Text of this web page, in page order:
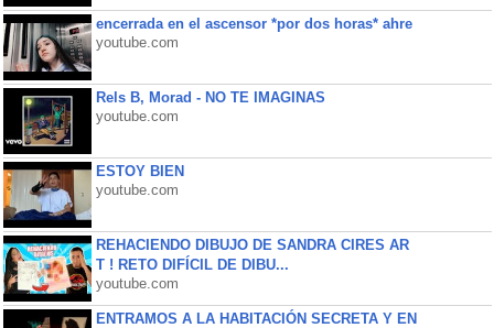
encerrada en el ascensor *por dos horas* ahre
youtube.com
Rels B, Morad - NO TE IMAGINAS
youtube.com
ESTOY BIEN
youtube.com
REHACIENDO DIBUJO DE SANDRA CIRES AR
T ! RETO DIFÍCIL DE DIBU...
youtube.com
ENTRAMOS A LA HABITACIÓN SECRETA Y EN